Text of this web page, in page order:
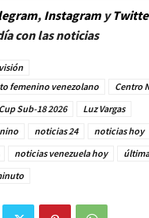
, InstagramyTwitt
con las noticias
femenino venezolano
Centro
Sub-18 2026
Luz Vargas
noticias 24
noticias hoy
noticias venezuela hoy